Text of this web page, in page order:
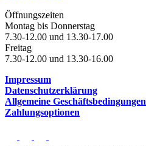
Öffnungszeiten
Montag bis Donnerstag
7.30-12.00 und 13.30-17.00
Freitag
7.30-12.00 und 13.30-16.00
Impressum
Datenschutzerklärung
Allgemeine Geschäftsbedingungen
Zahlungsoptionen